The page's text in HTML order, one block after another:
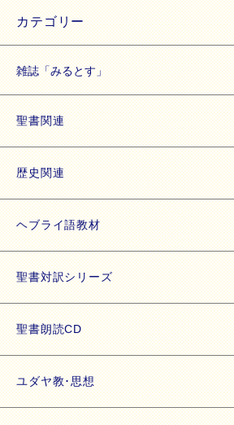
カテゴリー
雑誌「みるとす」
聖書関連
歴史関連
ヘブライ語教材
聖書対訳シリーズ
聖書朗読CD
ユダヤ教･思想